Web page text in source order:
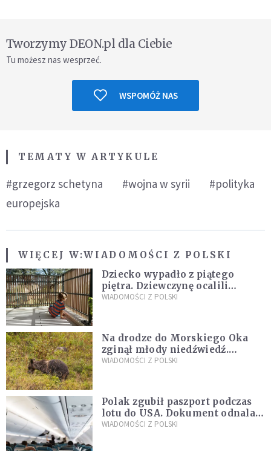
Tworzymy DEON.pl dla Ciebie
Tu możesz nas wesprzeć.
WSPOMÓŻ NAS
TEMATY W ARTYKULE
#grzegorz schetyna #wojna w syrii
#polityka
europejska
WIĘCEJ W:WIADOMOŚCI Z POLSKI
Dziecko wypadło z piątego
piętra. Dziewczynę ocalili
sąsiedzi
WIADOMOŚCI Z POLSKI
Na drodze do Morskiego Oka
zginął młody niedźwiedź.
Sprawę bada Policja i TPN
WIADOMOŚCI Z POLSKI
Polak zgubił paszport podczas
lotu do USA. Dokument odnalazł
się w nietypowym miejscu
WIADOMOŚCI Z POLSKI